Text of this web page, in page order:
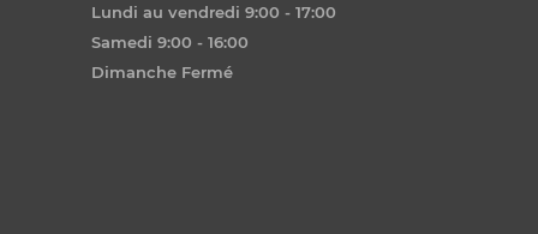
Lundi au vendredi 9:00 - 17:00
Samedi 9:00 - 16:00
Dimanche Fermé